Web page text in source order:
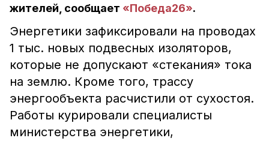
жителей, сообщает «Победа26».
Энергетики зафиксировали на проводах
1 тыс. новых подвесных изоляторов,
которые не допускают «стекания» тока
на землю. Кроме того, трассу
энергообъекта расчистили от сухостоя.
Работы курировали специалисты
министерства энергетики,